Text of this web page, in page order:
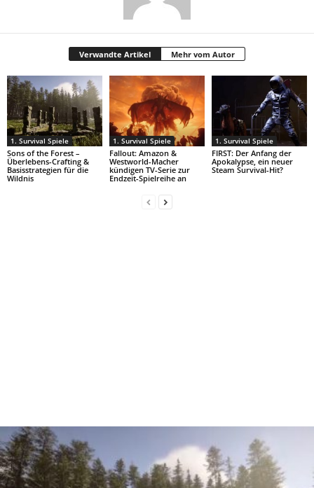
Verwandte Artikel Mehr vom Autor
1. Survival Spiele
Sons of the Forest –
Überlebens-Crafting &
Basisstrategien für die
Wildnis
1. Survival Spiele
Fallout: Amazon &
Westworld-Macher
kündigen TV-Serie zur
Endzeit-Spielreihe an
1. Survival Spiele
FIRST: Der Anfang der
Apokalypse, ein neuer
Steam Survival-Hit?